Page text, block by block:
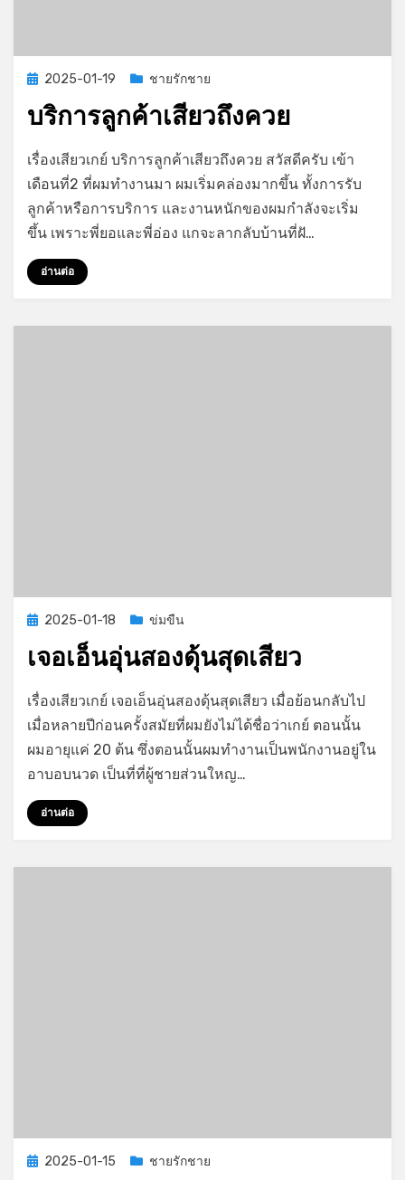
Posted
2025-01-19 ชายรักชาย
บริการลูกค้าเสียวถึงควย
GayStory
Leave a comment
บริการ
ลูกค้า
เสียว
ถึง
เรื่องเสียวเกย์ บริการลูกค้าเสียวถึงควย สวัสดีครับ เข้า
เดือนที่2 ที่ผมทำงานมา ผมเริ่มคล่องมากขึ้น ทั้งการรับ
ลูกค้าหรือการบริการ และงานหนักของผมกำลังจะเริ่ม
ขึ้น เพราะพี่ยอและพี่อ่อง แกจะลากลับบ้านที่ฝั…
อ่านต่อ
Posted
2025-01-18 ข่มขืน
เจอเอ็นอุ่นสองดุ้นสุดเสียว
GayStory
Leave a comment
on
เจอ
เอ็น
อุ่น
สอง
เรื่องเสียวเกย์ เจอเอ็นอุ่นสองดุ้นสุดเสียว เมื่อย้อนกลับไป
เมื่อหลายปีก่อนครั้งสมัยที่ผมยังไม่ได้ชื่อว่าเกย์ ตอนนั้น
ผมอายุแค่ 20 ต้น ซึ่งตอนนั้นผมทำงานเป็นพนักงานอยู่ใน
อาบอบนวด เป็นที่ที่ผู้ชายส่วนใหญ…
อ่านต่อ
Posted
2025-01-15 ชายรักชาย